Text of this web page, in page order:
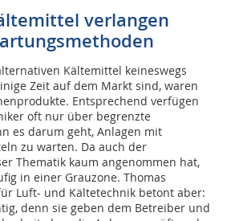
verlangen
Kältemittel keineswegs
Zeit auf dem Markt sind, waren
Entsprechend verfügen
oft nur über begrenzte
es darum geht, Anlagen mit
zu warten. Da auch der
Thematik kaum angenommen hat,
in einer Grauzone. Thomas
Luft- und Kältetechnik betont aber:
denn sie geben dem Betreiber und